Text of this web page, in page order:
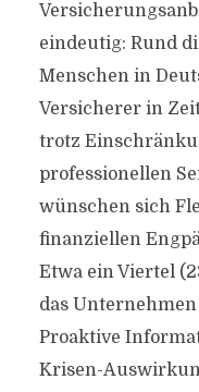
eindeutig: Rund
Menschen in
Versicherer in
trotz
professionellen
wünschen sich
finanziellen
Etwa ein Viertel
das
Proaktive
Krisen-